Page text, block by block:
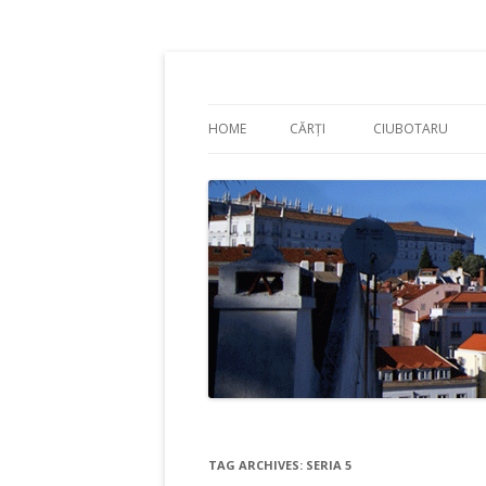
HOME CĂRȚI CIUBOTARU
TAG ARCHIVES: SERIA 5